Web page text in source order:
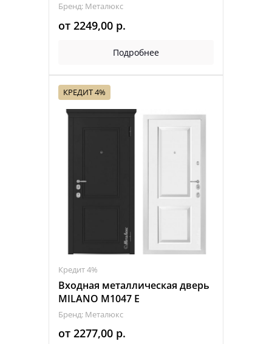
Бренд: Металюкс
от 2249,00 р.
Подробнее
КРЕДИТ 4%
Кредит 4%
Входная металлическая дверь
MILANO M1047 Е
Бренд: Металюкс
от 2277,00 р.